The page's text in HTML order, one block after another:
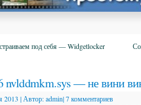
под себя — Widgetlocker
nvlddmkm.sys — не вини
2013 |Автор: admin| 7 комментариев